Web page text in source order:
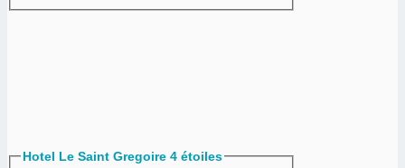
Hotel Le Saint Gregoire 4 étoiles